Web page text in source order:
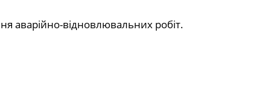
аварійно-відновлювальних робіт.